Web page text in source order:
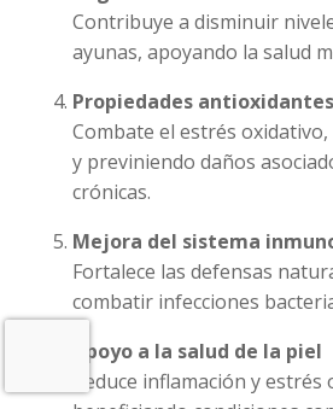
Contribuye a disminuir
ayunas, apoyando la salud
Propiedades antioxidantes
Combate el estrés
y previniendo daños
crónicas.
Mejora del sistema
Fortalece las defensas
combatir infecciones
Apoyo a la salud de la piel
Reduce inflamación y estrés